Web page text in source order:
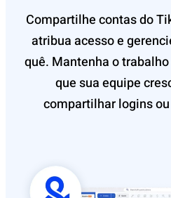
Compartilhe contas do
atribua acesso e
quê. Mantenha o
que sua equipe
compartilhar logins